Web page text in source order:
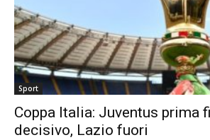
Sport
Coppa Italia: Juventus prima
decisivo, Lazio fuori